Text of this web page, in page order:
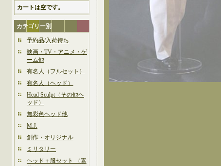
カートは空です。
カテゴリー別
予約品/入荷待ち
映画・TV・アニメ・ゲ
ーム他
有名人（フルセット）
有名人（ヘッド）
Head Sculpt（その他ヘ
ッド）
無彩色ヘッド他
M.J.
創作・オリジナル
ミリタリー
ヘッド＋服セット （素